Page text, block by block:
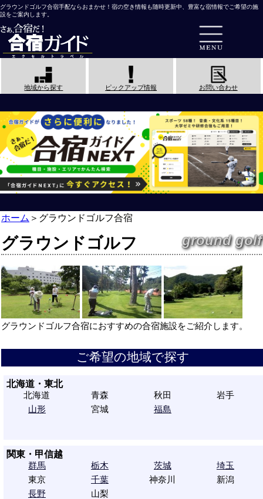
グラウンドゴルフ合宿手配ならおまかせ！宿の空き情報も随時更新中、豊富な宿情報でご希望の施
設をご案内します。
地域から探す ピックアップ情報 お問い合わせ
ホーム ＞ グラウンドゴルフ合宿
グラウンドゴルフ ground golf
グラウンドゴルフ合宿におすすめの合宿施設をご紹介します。
ご希望の地域で探す
北海道・東北
北海道
青森 秋田
岩手
山形
宮城 福島
関東・甲信越
群馬
栃木 茨城
埼玉
東京
千葉 神奈川
新潟
長野
山梨